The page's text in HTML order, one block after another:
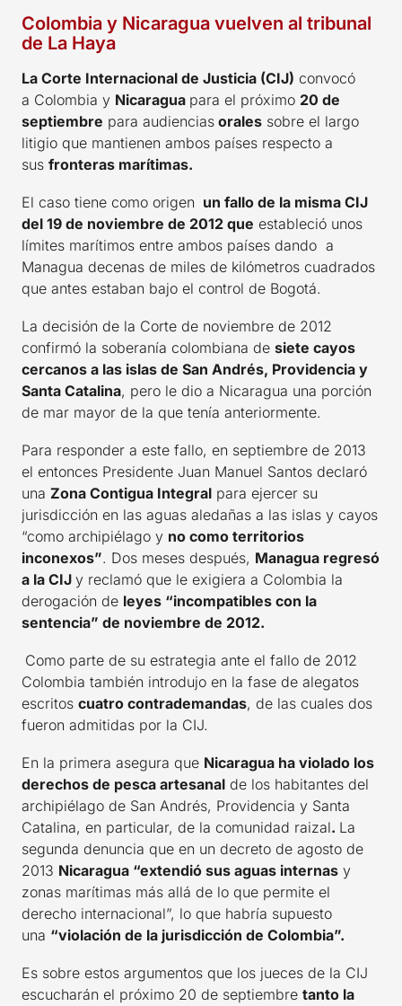
Colombia y Nicaragua vuelven al tribunal
de La Haya
La Corte Internacional de Justicia (CIJ) convocó
a Colombia y Nicaragua para el próximo 20 de
septiembre para audiencias orales sobre el largo
litigio que mantienen ambos países respecto a
sus fronteras marítimas.
El caso tiene como origen un fallo de la misma CIJ
del 19 de noviembre de 2012 que estableció unos
límites marítimos entre ambos países dando a
Managua decenas de miles de kilómetros cuadrados
que antes estaban bajo el control de Bogotá.
La decisión de la Corte de noviembre de 2012
confirmó la soberanía colombiana de siete cayos
cercanos a las islas de San Andrés, Providencia y
Santa Catalina, pero le dio a Nicaragua una porción
de mar mayor de la que tenía anteriormente.
Para responder a este fallo, en septiembre de 2013
el entonces Presidente Juan Manuel Santos declaró
una Zona Contigua Integral para ejercer su
jurisdicción en las aguas aledañas a las islas y cayos
“como archipiélago y no como territorios
inconexos”. Dos meses después, Managua regresó
a la CIJ y reclamó que le exigiera a Colombia la
derogación de leyes “incompatibles con la
sentencia” de noviembre de 2012.
Como parte de su estrategia ante el fallo de 2012
Colombia también introdujo en la fase de alegatos
escritos cuatro contrademandas, de las cuales dos
fueron admitidas por la CIJ.
En la primera asegura que Nicaragua ha violado los
derechos de pesca artesanal de los habitantes del
archipiélago de San Andrés, Providencia y Santa
Catalina, en particular, de la comunidad raizal. La
segunda denuncia que en un decreto de agosto de
2013 Nicaragua “extendió sus aguas internas y
zonas marítimas más allá de lo que permite el
derecho internacional”, lo que habría supuesto
una “violación de la jurisdicción de Colombia”.
Es sobre estos argumentos que los jueces de la CIJ
escucharán el próximo 20 de septiembre tanto la